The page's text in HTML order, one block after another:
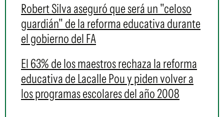
Robert Silva aseguró que será un "celoso
guardián" de la reforma educativa durante
el gobierno del FA
El 63% de los maestros rechaza la reforma
educativa de Lacalle Pou y piden volver a
los programas escolares del año 2008